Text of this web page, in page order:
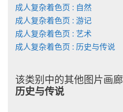
成人复杂着色页 : 自然
成人复杂着色页 : 游记
成人复杂着色页 : 艺术
成人复杂着色页 : 历史与传说
该类别中的其他图片画廊
历史与传说